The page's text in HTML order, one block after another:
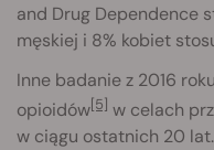
and Drug Dependence
męskiej i 8% kobiet
Inne badanie z 2016
opioidów[5] w celach
w ciągu ostatnich 20